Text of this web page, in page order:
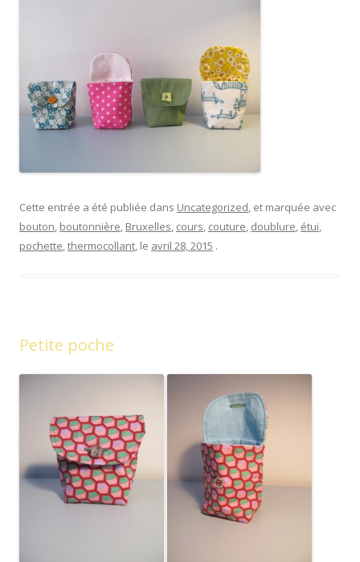
Cette entrée a été publiée dans Uncategorized, et marquée avec
bouton, boutonnière, Bruxelles, cours, couture, doublure, étui,
pochette,thermocollant, le avril 28, 2015 .
Petite poche